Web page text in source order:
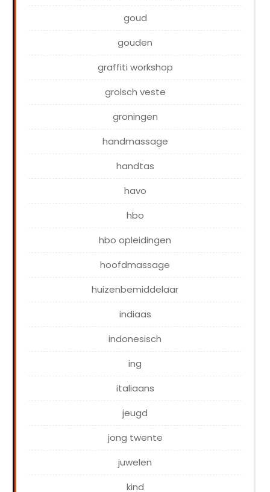
goud
gouden
graffiti workshop
grolsch veste
groningen
handmassage
handtas
havo
hbo
hbo opleidingen
hoofdmassage
huizenbemiddelaar
indiaas
indonesisch
ing
italiaans
jeugd
jong twente
juwelen
kind